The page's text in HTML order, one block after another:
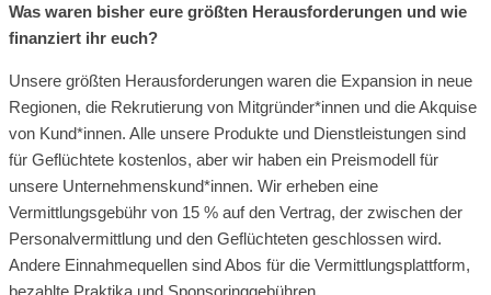
Was waren bisher eure größten Herausforderungen und wie
finanziert ihr euch?
Unsere größten Herausforderungen waren die Expansion in neue
Regionen, die Rekrutierung von Mitgründer*innen und die Akquise
von Kund*innen. Alle unsere Produkte und Dienstleistungen sind
für Geflüchtete kostenlos, aber wir haben ein Preismodell für
unsere Unternehmenskund*innen. Wir erheben eine
Vermittlungsgebühr von 15 % auf den Vertrag, der zwischen der
Personalvermittlung und den Geflüchteten geschlossen wird.
Andere Einnahmequellen sind Abos für die Vermittlungsplattform,